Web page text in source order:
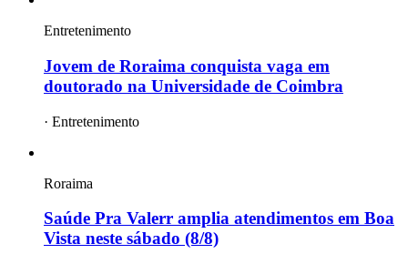
Entretenimento
Jovem de Roraima conquista vaga em
doutorado na Universidade de Coimbra
· Entretenimento
Roraima
Saúde Pra Valerr amplia atendimentos em Boa
Vista neste sábado (8/8)